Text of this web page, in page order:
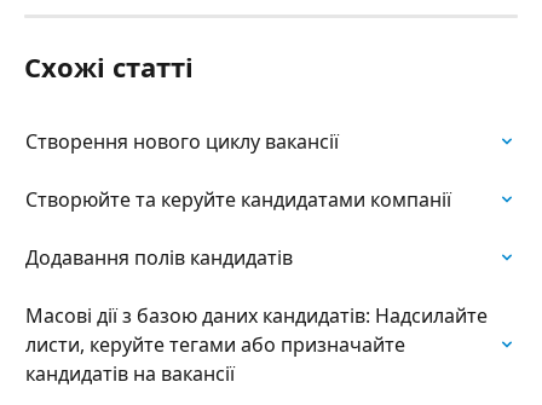
Схожі статті
Створення нового циклу вакансії
Створюйте та керуйте кандидатами компанії
Додавання полів кандидатів
Масові дії з базою даних кандидатів: Надсилайте
листи, керуйте тегами або призначайте
кандидатів на вакансії